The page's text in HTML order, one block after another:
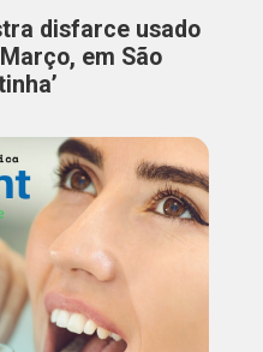
disfarce usado
em São